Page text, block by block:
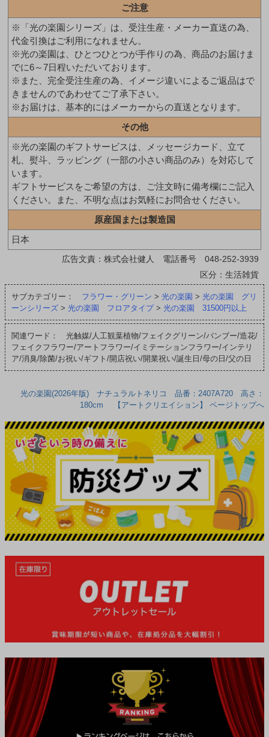
ご注意
※「光の楽園シリーズ」は、受注生産・メーカー直送の為、
代金引換はご利用になれません。
※光の楽園は、ひとつひとつが手作りの為、商品のお届けま
でに6～7日程いただいております。
※また、完全受注生産の為、イメージ違いによるご返品はで
きませんのであわせてご了承下さい。
※お届けは、基本的にはメーカーからの直送となります。
その他
※光の楽園のギフトサービスは、メッセージカード、立て
札、熨斗、ラッピング（一部の小さい商品のみ）を対応して
います。
ギフトサービスをご希望の方は、ご注文時に備考欄にご記入
ください。また、不明な点はお気軽にお問合せください。
原産国または製造国
日本
広告文責：株式会社健人 電話番号 048-252-3939
区分：生活雑貨
サブカテゴリー： フラワー・グリーン > 光の楽園 > 光の楽園 グリ
ーンシリーズ > 光の楽園 フロアタイプ> 光の楽園 31500円以上
関連ワード： 光触媒/人工観葉植物/フェイクグリーン/バンブー/造花/
フェイクフラワー/アートフラワー/イミテーションフラワー/インテリ
ア/消臭/除菌/お祝い/ギフト/開店祝い/開業祝い/誕生日/母の日/父の日
光の楽園(2026年版) ナチュラルトネリコ 品番：2407A720 高さ：
180cm 【アートクリエイション】 ページトップへ